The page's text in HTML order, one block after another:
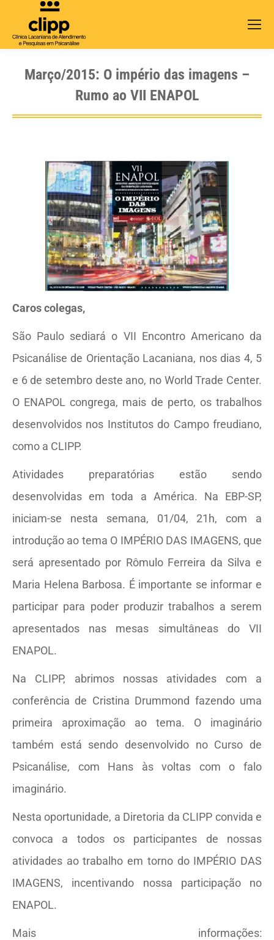
Março/2015: O império das imagens –
Rumo ao VII ENAPOL
Caros colegas,
São Paulo sediará o VII Encontro Americano da
Psicanálise de Orientação Lacaniana, nos dias 4, 5
e 6 de setembro deste ano, no World Trade Center.
O ENAPOL congrega, mais de perto, os trabalhos
desenvolvidos nos Institutos do Campo freudiano,
como a CLIPP.
Atividades preparatórias estão sendo
desenvolvidas em toda a América. Na EBP-SP,
iniciam-se nesta semana, 01/04, 21h, com a
introdução ao tema O IMPÉRIO DAS IMAGENS, que
será apresentado por Rômulo Ferreira da Silva e
Maria Helena Barbosa. É importante se informar e
participar para poder produzir trabalhos a serem
apresentados nas mesas simultâneas do VII
ENAPOL.
Na CLIPP, abrimos nossas atividades com a
conferência de Cristina Drummond fazendo uma
primeira aproximação ao tema. O imaginário
também está sendo desenvolvido no Curso de
Psicanálise, com Hans às voltas com o falo
imaginário.
Nesta oportunidade, a Diretoria da CLIPP convida e
convoca a todos os participantes de nossas
atividades ao trabalho em torno do IMPÉRIO DAS
IMAGENS, incentivando nossa participação no
ENAPOL.
Mais informações: